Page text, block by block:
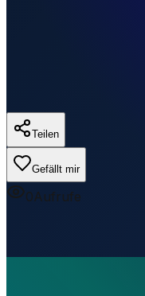
Teilen
Gefällt mir
0Aufrufe